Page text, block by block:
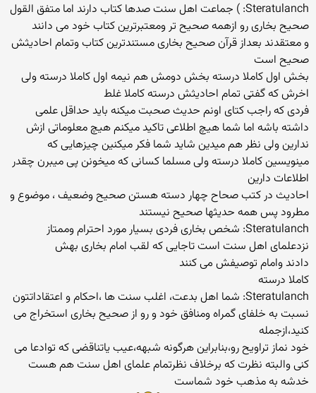
Steratulanch: ) جماعت اهل سنت صدها کتاب دارند اما متفق القول
صحیح بخاری رو ازهمه صحیح تر ومعتبرترین کتاب خود می دانند
و معتقدند بعداز قرآن صحیح بخاری مستندترین کتاب وتمام احادیثش
صحیح است
بخش اول کاملا درسته بخش دومش هم نیمه اول کاملا درسته ولی
اخرش که گفتی تمام احادیثش درسته کاملا غلط
فردی که راجب کتای اونم حدیث صحبت میکنه باید حداقل علمی
داشته باشه اما شما هیچ اطلاعی تاکید میکنم هیچ معلوماتی ازش
ندارین ولی نظر هم میدین شاید شما فکر میکنین چیزهایی که
مینویسین کاملا درسته ولی مسلما کسانی که میخونن پی میبرن چقدر
اطلاعات دارین
احادیث در کتب صحاح چهار دسته هستن صحیح وضعیف ، موضوع و
مطرود پس همه حدیثها صحیح نیستند
Steratulanch: شخص بخاری فردی بسیار مورد احترام وممتاز
نزدعلمای اهل سنت است تاجایی که لقب امام بخاری بهش
دادند وامام توصیفش می کنند
کاملا درسته
Steratulanch: شما اهل بدعت، اغلب سنت ها ،احکام و اعتقاداتتون
نسبت به خلفای گمراه ومنافق خود و رو از صحیح بخاری استخراج می
کنید،ازجمله
خود نماز تراویح رو،بنابراین هرگونه شبهه،عیب یاتناقضی که توادعا می
کنی والبته نظرت که برخلاف نظرتمام علمای اهل سنت هم هست
خدشه به مذهب خود شماست